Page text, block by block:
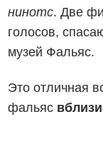
нинотс. Две
голосов,
музей Фальяс.
Это отличная
фальяс